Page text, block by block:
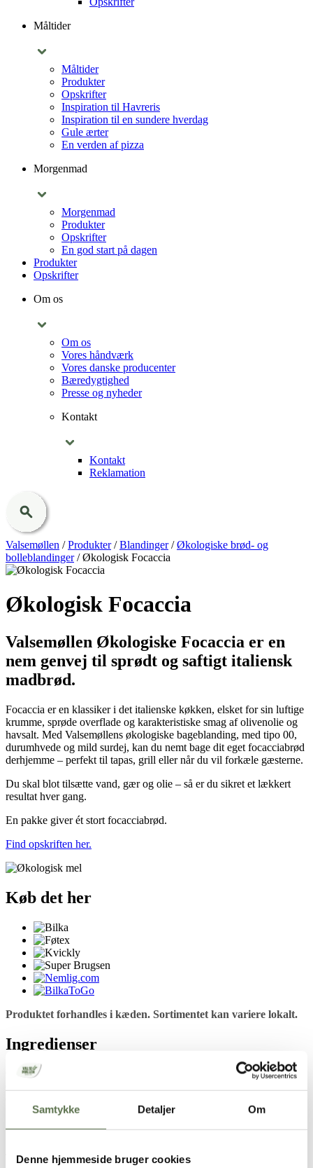
Samtykke Detaljer Om
Denne hjemmeside bruger cookies
Måltider
Måltider
Produkter
Opskrifter
Inspiration til Havreris
Inspiration til en sundere hverdag
Gule ærter
En verden af pizza
Morgenmad
Morgenmad
Produkter
Opskrifter
En god start på dagen
Produkter
Opskrifter
Om os
Om os
Vores håndværk
Vores danske producenter
Bæredygtighed
Presse og nyheder
Kontakt
Kontakt
Reklamation
Valsemøllen /Produkter/Blandinger/Økologiske brød- og
bolleblandinger/Økologisk Focaccia
Økologisk Focaccia
Valsemøllen Økologiske Focaccia er en
nem genvej til sprødt og saftigt italiensk
madbrød.
Focaccia er en klassiker i det italienske køkken, elsket for sin luftige
krumme, sprøde overflade og karakteristiske smag af olivenolie og
havsalt. Med Valsemøllens økologiske bageblanding, med tipo 00,
durumhvede og mild surdej, kan du nemt bage dit eget focacciabrød
derhjemme – perfekt til tapas, grill eller når du vil forkæle gæsterne.
Du skal blot tilsætte vand, gær og olie – så er du sikret et lækkert
resultat hver gang.
En pakke giver ét stort focacciabrød.
Find opskriften her.
Køb det her
Produktet forhandles i kæden. Sortimentet kan variere lokalt.
Ingredienser
Økologisk HVEDEMEL, økologisk DURUMHVEDEMEL, tørret
Opbevaring
Tørt, ikke for varmt, og ikke sammen med stærkt lugtende varer.